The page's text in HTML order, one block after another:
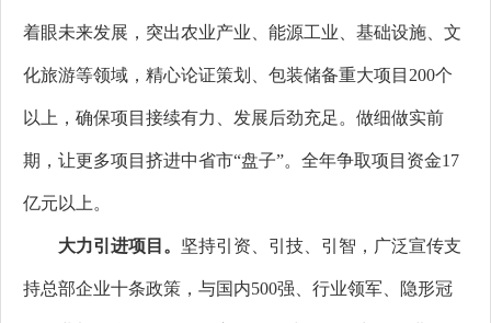
着眼未来发展，突出农业产业、能源工业、基础设施、文
化旅游等领域，精心论证策划、包装储备重大项目200个
以上，确保项目接续有力、发展后劲充足。做细做实前
期，让更多项目挤进中省市“盘子”。全年争取项目资金17
亿元以上。
大力引进项目。 坚持引资、引技、引智，广泛宣传支
持总部企业十条政策，与国内500强、行业领军、隐形冠